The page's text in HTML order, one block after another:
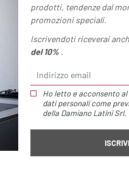
Portasalviette Rise /
prodotti, tendenze dal
promozioni speciali.
Iscrivendoti riceverai
del 10% .
Ho letto e acconsento
dati personali come
della Damiano Latini Srl.